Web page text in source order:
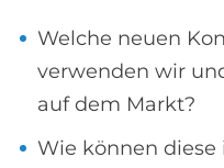
Welche neuen
verwenden wir
auf dem Markt?
Wie können